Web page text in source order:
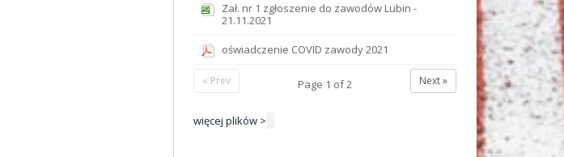
Zał. nr 1 zgłoszenie do zawodów Lubin -
21.11.2021
oświadczenie COVID zawody 2021
Next »
Page 1 of2
« Prev
więcej plików >